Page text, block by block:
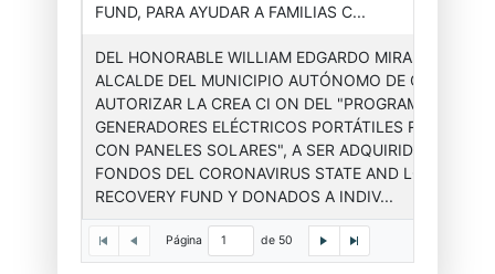
FUND, PARA AYUDAR A FAMILIAS C...
Asesor(a)
Ejecutiva
Órdenes
Ejecutivas
2023-
004
DEL HONORABLE WILLIAM EDGARDO MIRANDA
ALCALDE DEL MUNICIPIO AUTÓNOMO DE CAGUAS,
AUTORIZAR LA CREA CI ON DEL "PROGRAMA DE
GENERADORES ELÉCTRICOS PORTÁTILES
CON PANELES SOLARES", A SER ADQUIRIDOS CON
FONDOS DEL CORONAVIRUS STATE AND LOCAL
RECOVERY FUND Y DONADOS A INDIV...
Página de 50